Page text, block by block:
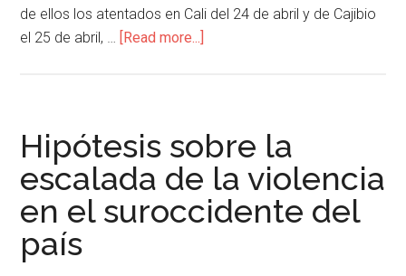
de ellos los atentados en Cali del 24 de abril y de Cajibio
el 25 de abril, … [Read more...]
Hipótesis sobre la
escalada de la violencia
en el suroccidente del
país